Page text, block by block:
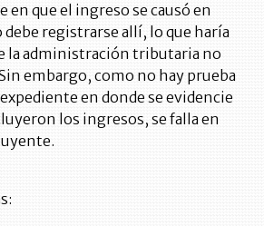
en que el ingreso se causó en
debe registrarse allí, lo que haría
la administración tributaria no
embargo, como no hay prueba
en donde se evidencie
los ingresos, se falla en